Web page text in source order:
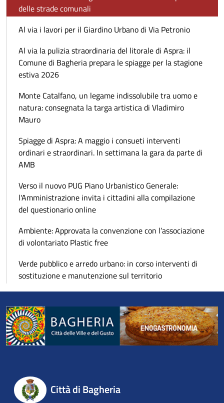
delle strade comunali
Al via i lavori per il Giardino Urbano di Via Petronio
Al via la pulizia straordinaria del litorale di Aspra: il
Comune di Bagheria prepara le spiagge per la stagione
estiva 2026
Monte Catalfano, un legame indissolubile tra uomo e
natura: consegnata la targa artistica di Vladimiro
Mauro
Spiagge di Aspra: A maggio i consueti interventi
ordinari e straordinari. In settimana la gara da parte di
AMB
Verso il nuovo PUG Piano Urbanistico Generale:
l'Amministrazione invita i cittadini alla compilazione
del questionario online
Ambiente: Approvata la convenzione con l’associazione
di volontariato Plastic free
Verde pubblico e arredo urbano: in corso interventi di
sostituzione e manutenzione sul territorio
Città di Bagheria